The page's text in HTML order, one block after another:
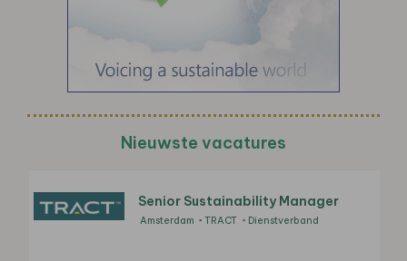
Nieuwste vacatures
Senior Sustainability Manager
Amsterdam TRACT Dienstverband